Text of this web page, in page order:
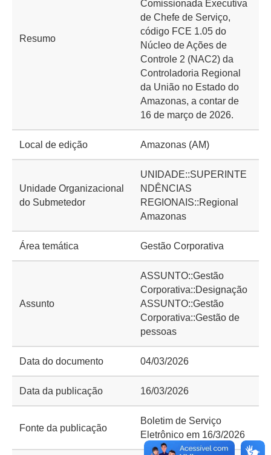
Resumo
Comissionada Executiva
de Chefe de Serviço,
código FCE 1.05 do
Núcleo de Ações de
Controle 2 (NAC2) da
Controladoria Regional
da União no Estado do
Amazonas, a contar de
16 de março de 2026.
Local de edição Amazonas (AM)
Unidade Organizacional
do Submetedor
UNIDADE::SUPERINTE
NDÊNCIAS
REGIONAIS::Regional
Amazonas
Área temática Gestão Corporativa
Assunto
ASSUNTO::Gestão
Corporativa::Designação
ASSUNTO::Gestão
Corporativa::Gestão de
pessoas
Data do documento 04/03/2026
Data da publicação 16/03/2026
Fonte da publicação
Boletim de Serviço
Eletrônico em 16/3/2026